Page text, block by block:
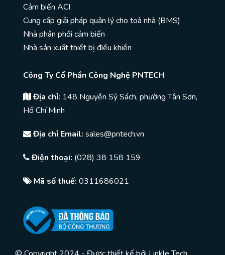
Cảm biến ACI
Cung cấp giải pháp quản lý cho toà nhà (BMS)
Nhà phân phối cảm biến
Nhà sản xuất thiết bị điều khiển
Công Ty Cổ Phần Công Nghệ PNTECH
Địa chỉ: 148 Nguyễn Sỹ Sách, phường Tân Sơn,
Hồ Chí Minh
Địa chỉ Email: sales@pntech.vn
Điện thoại: (028) 38 158 159
Mã số thuế: 0311686021